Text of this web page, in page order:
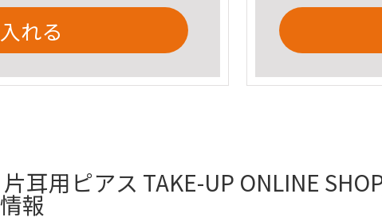
れる
耳用ピアス TAKE-UP ONLINE
報